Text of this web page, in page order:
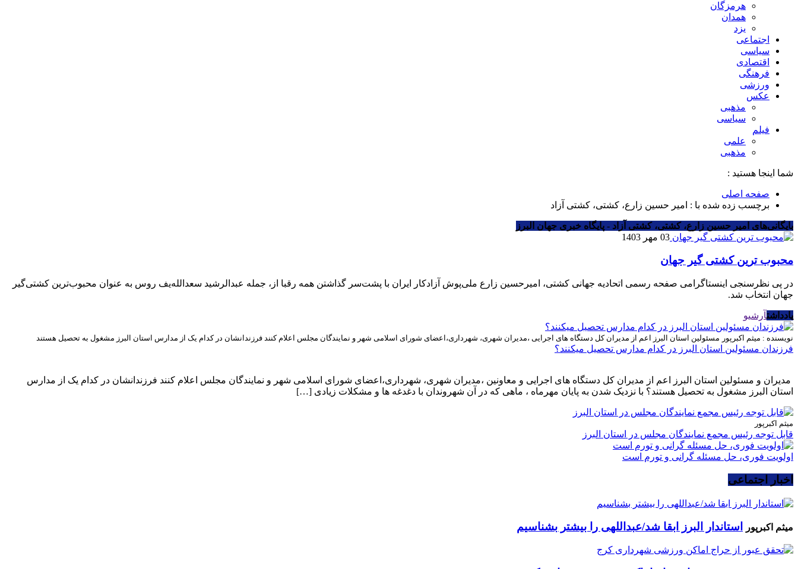
هرمزگان
همدان
یزد
اجتماعی
سیاسی
اقتصادی
فرهنگی
ورزشی
عکس
مذهبی
سیاسی
فیلم
علمی
مذهبی
شما اینجا هستید :
صفحه اصلی
برچسب زده شده با : امیر حسین زارع، کشتی، کشتی آزاد
بایگانی‌های امیر حسین زارع، کشتی، کشتی آزاد - پایگاه خبری جهان البرز
03 مهر 1403
محبوب ترین کشتی گیر جهان
در پی نظرسنجی اینستاگرامی صفحه رسمی اتحادیه جهانی کشتی، امیرحسین زارع ملی‌پوش آزادکار ایران با پشت‌سر گذاشتن همه رقبا از، جمله عبدالرشید سعدالله‌یف روس به‌ عنوان محبوب‌ترین کشتی‌گیر
جهان انتخاب شد.
یادداشتآرشیو
نویسنده : میثم اکبرپور مسئولین استان البرز اعم از مدیران کل دستگاه های اجرایی ،مدیران شهری، شهرداری،اعضای شورای اسلامی شهر و نمایندگان مجلس اعلام کنند فرزندانشان در کدام یک از مدارس استان البرز مشغول به تحصیل هستند
فرزندان مسئولین استان البرز در کدام مدارس تحصیل میکنند؟
مدیران و مسئولین استان البرز اعم از مدیران کل دستگاه های اجرایی و معاونین ،مدیران شهری، شهرداری،اعضای شورای اسلامی شهر و نمایندگان مجلس اعلام کنند فرزندانشان در کدام یک از مدارس
استان البرز مشغول به تحصیل هستند؟ با نزدیک شدن به پایان مهرماه ، ماهی که در آن شهروندان با دغدغه ها و مشکلات زیادی […]
میثم اکبرپور
قابل توجه رئیس مجمع نمایندگان مجلس در استان البرز
اولویت فوری، حل مسئله گرانی و تورم است
اخبار اجتماعی
میثم اکبرپور استاندار البرز ابقا شد/عبداللهی را بیشتر بشناسیم